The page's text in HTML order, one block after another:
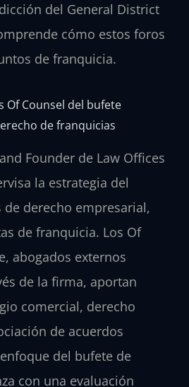
del General District
cómo estos foros
de franquicia.
Of Counsel del bufete
de franquicias
Founder de Law Offices
la estrategia del
derecho empresarial,
de franquicia. Los Of
abogados externos
de la firma, aportan
comercial, derecho
de acuerdos
del bufete de
con una evaluación